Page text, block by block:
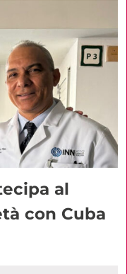
al
con Cuba